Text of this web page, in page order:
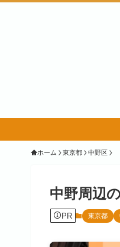
ホーム 東京都 中野区
中野周辺
PR 東京都